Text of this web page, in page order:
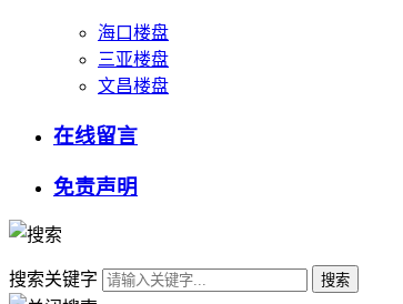
海口楼盘
三亚楼盘
文昌楼盘
在线留言
免责声明
搜索关键字